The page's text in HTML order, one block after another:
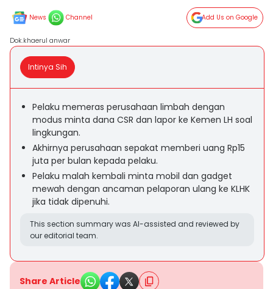
News Channel Add Us on Google
Dok.khaerul anwar
Intinya Sih
Pelaku memeras perusahaan limbah dengan
modus minta dana CSR dan lapor ke Kemen LH soal
lingkungan.
Akhirnya perusahaan sepakat memberi uang Rp15
juta per bulan kepada pelaku.
Pelaku malah kembali minta mobil dan gadget
mewah dengan ancaman pelaporan ulang ke KLHK
jika tidak dipenuhi.
This section summary was AI-assisted and reviewed by
our editorial team.
Share Article